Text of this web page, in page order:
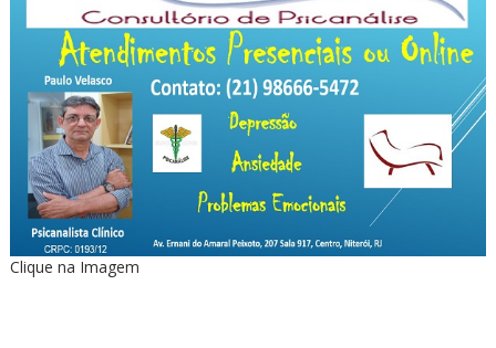
Clique na Imagem